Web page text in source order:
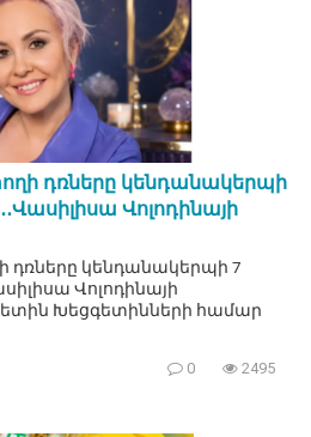
դռները կենդանակերպի
Վոլոդինայի
դռները կենդանակերպի 7
Վոլոդինայի
Խեցգետինների համար
0 2495